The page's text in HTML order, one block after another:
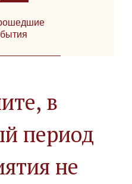
в
период
не